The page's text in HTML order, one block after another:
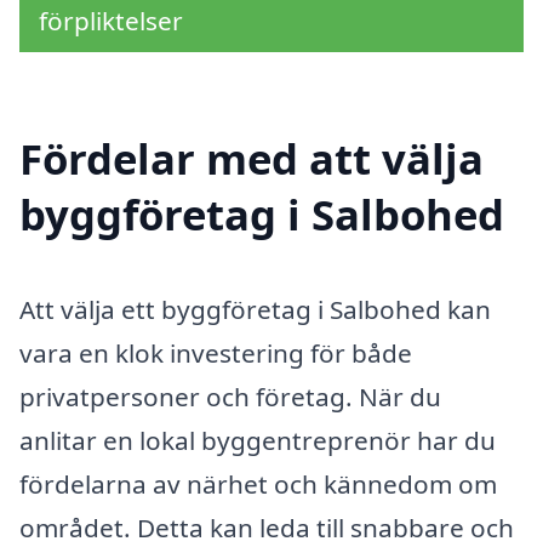
förpliktelser
Fördelar med att välja
byggföretag i Salbohed
Att välja ett byggföretag i Salbohed kan
vara en klok investering för både
privatpersoner och företag. När du
anlitar en lokal byggentreprenör har du
fördelarna av närhet och kännedom om
området. Detta kan leda till snabbare och